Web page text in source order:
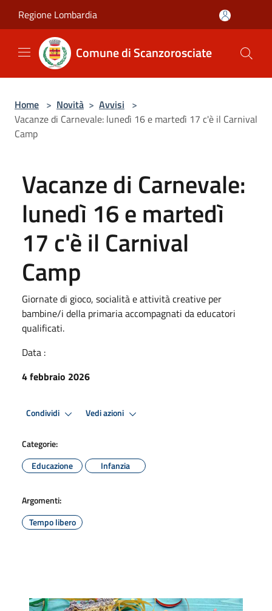
Regione Lombardia
Comune di Scanzorosciate
Home > Novità > Avvisi >
Vacanze di Carnevale: lunedì 16 e martedì 17 c'è il Carnival
Camp
Vacanze di Carnevale:
lunedì 16 e martedì
17 c'è il Carnival
Camp
Giornate di gioco, socialità e attività creative per
bambine/i della primaria accompagnati da educatori
qualificati.
Data :
4 febbraio 2026
Condividi Vedi azioni
Categorie:
Educazione
Infanzia
Argomenti:
Tempo libero